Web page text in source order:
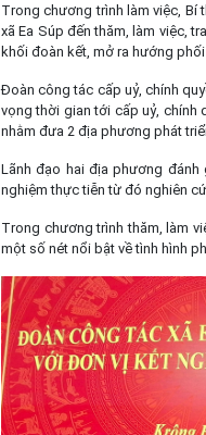
Trong chương trình làm việc, Bí
xã Ea Súp đến thăm, làm việc,
khối đoàn kết, mở ra hướng
Đoàn công tác cấp uỷ, chính
vọng thời gian tới cấp uỷ, chính
nhằm đưa 2 địa phương phát
Lãnh đạo hai địa phương
nghiệm thực tiễn từ đó nghiên
Trong chương trình thăm, làm
một số nét nổi bật về tình hình